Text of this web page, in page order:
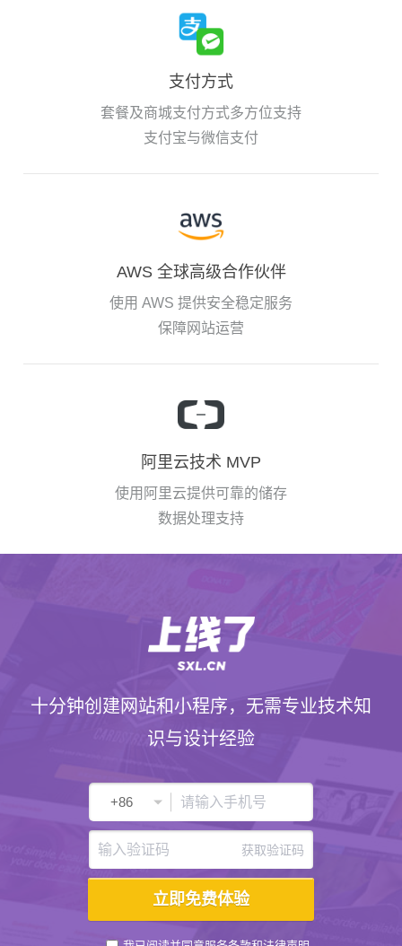
支付方式
套餐及商城支付方式多方位支持
支付宝与微信支付
AWS 全球高级合作伙伴
使用 AWS 提供安全稳定服务
保障网站运营
阿里云技术 MVP
使用阿里云提供可靠的储存
数据处理支持
十分钟创建网站和小程序，无需专业技术知
识与设计经验
获取验证码